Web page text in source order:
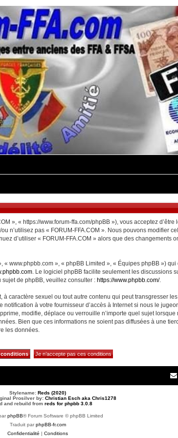
», « https://www.forum-ffa.com/phpBB »), vous acceptez
n’utilisez pas « FORUM-FFA.COM ». Nous pouvons modifier
d’utiliser « FORUM-FFA.COM » alors que des changements
www.phpbb.com », « phpBB Limited », « Équipes phpBB »)
. Le logiciel phpBB facilite seulement les discussions
de phpBB, veuillez consulter : https://www.phpbb.com/.
sexuel ou tout autre contenu qui peut transgresser
à votre fournisseur d’accès à Internet si nous le
modifie, déplace ou verrouille n’importe quel sujet
Bien que ces informations ne soient pas diffusées à une
les données.
Stylename: Reds (2020)
Prosilver by: Christian Esch aka Chris1278
and rebuild from reds for phpbb 3.0.8
phpBB® Forum Software © phpBB Limited
Traduit parphpBB-fr.com
Confidentialité | Conditions